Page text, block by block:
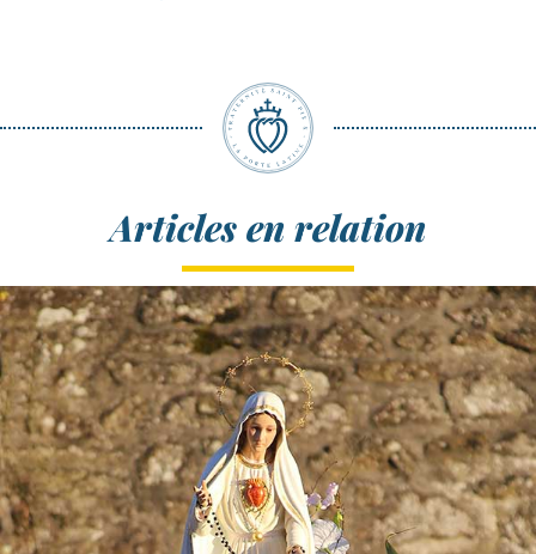
Articles en relation